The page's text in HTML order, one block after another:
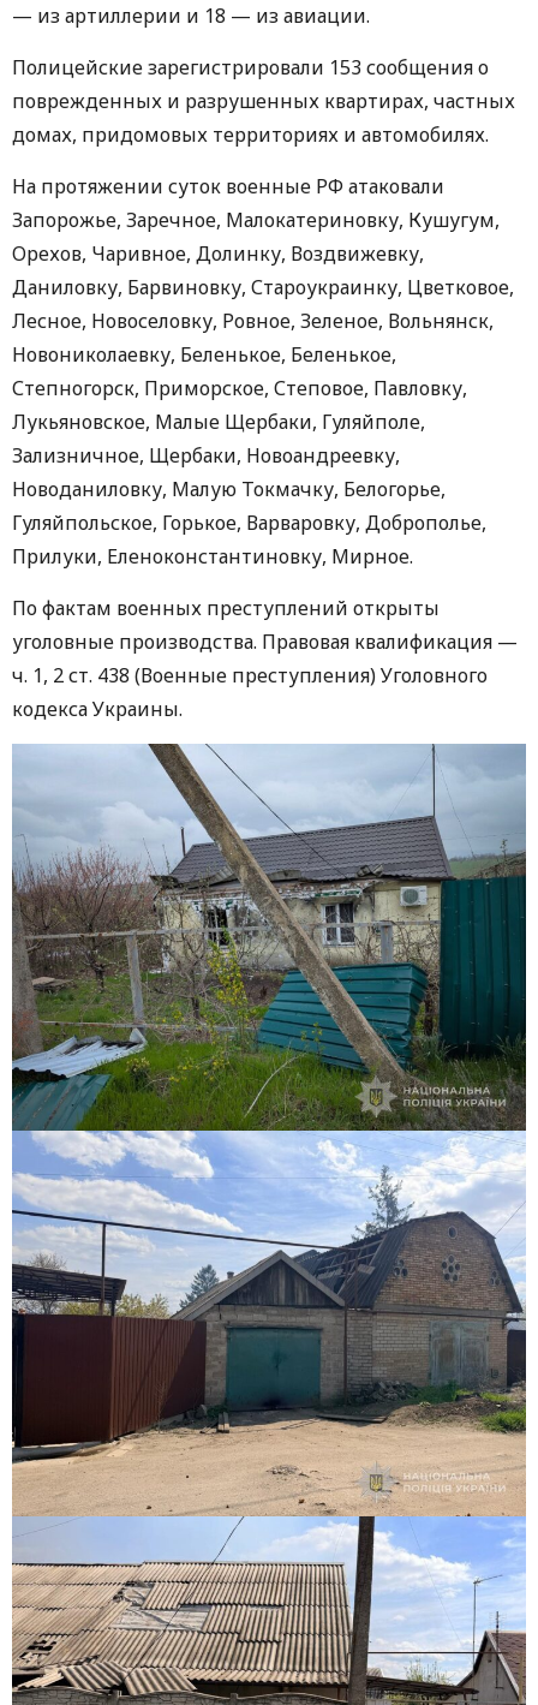
— из артиллерии и 18 — из авиации.
Полицейские зарегистрировали 153 сообщения о
поврежденных и разрушенных квартирах, частных
домах, придомовых территориях и автомобилях.
На протяжении суток военные РФ атаковали
Запорожье, Заречное, Малокатериновку, Кушугум,
Орехов, Чаривное, Долинку, Воздвижевку,
Даниловку, Барвиновку, Староукраинку, Цветковое,
Лесное, Новоселовку, Ровное, Зеленое, Вольнянск,
Новониколаевку, Беленькое, Беленькое,
Степногорск, Приморское, Степовое, Павловку,
Лукьяновское, Малые Щербаки, Гуляйполе,
Зализничное, Щербаки, Новоандреевку,
Новоданиловку, Малую Токмачку, Белогорье,
Гуляйпольское, Горькое, Варваровку, Доброполье,
Прилуки, Еленоконстантиновку, Мирное.
По фактам военных преступлений открыты
уголовные производства. Правовая квалификация —
ч. 1, 2 ст. 438 (Военные преступления) Уголовного
кодекса Украины.